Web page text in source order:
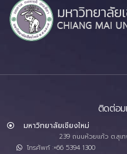
ติดต่อม
มหาวิทยาลัยเชียงใหม่
239 ถนนห้วยแก้ว ต.สุเ
โทรศัพท์ :+66 5394 1300